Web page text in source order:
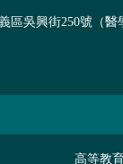
區吳興街250號（
高等教